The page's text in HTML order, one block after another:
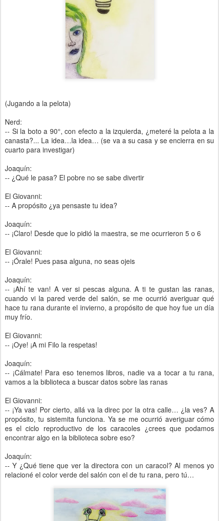
(Jugando a la pelota)
Nerd:
-- Si la boto a 90°, con efecto a la izquierda, ¿meteré la pelota a la
canasta?... La idea…la idea… (se va a su casa y se encierra en su
cuarto para investigar)
Joaquín:
-- ¿Qué le pasa? El pobre no se sabe divertir
El Giovanni:
-- A propósito ¿ya pensaste tu idea?
Joaquín:
-- ¡Claro! Desde que lo pidió la maestra, se me ocurrieron 5 o 6
El Giovanni:
-- ¡Órale! Pues pasa alguna, no seas ojeis
Joaquín:
-- ¡Ahí te van! A ver si pescas alguna. A ti te gustan las ranas,
cuando vi la pared verde del salón, se me ocurrió averiguar qué
hace tu rana durante el invierno, a propósito de que hoy fue un día
muy frío.
El Giovanni:
-- ¡Oye! ¡A mi Filo la respetas!
Joaquín:
-- ¡Cálmate! Para eso tenemos libros, nadie va a tocar a tu rana,
vamos a la biblioteca a buscar datos sobre las ranas
El Giovanni:
-- ¡Ya vas! Por cierto, allá va la direc por la otra calle… ¿la ves? A
propósito, tu sistemita funciona. Ya se me ocurrió averiguar cómo
es el ciclo reproductivo de los caracoles ¿crees que podamos
encontrar algo en la biblioteca sobre eso?
Joaquín:
-- Y ¿Qué tiene que ver la directora con un caracol? Al menos yo
relacioné el color verde del salón con el de tu rana, pero tú…